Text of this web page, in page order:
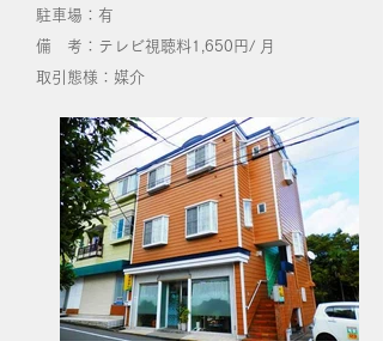
​駐車場：有
備 考：テレビ視聴料1,650円/ 月
取引態様：媒介